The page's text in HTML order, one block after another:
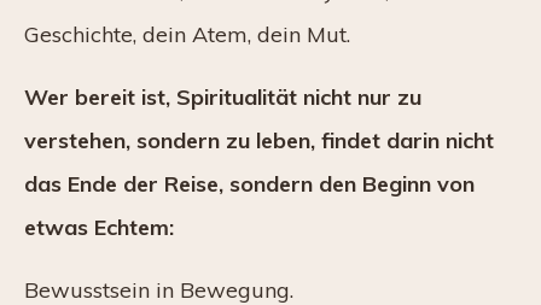
Geschichte, dein Atem, dein Mut.
Wer bereit ist, Spiritualität nicht nur zu
verstehen, sondern zu leben, findet darin nicht
das Ende der Reise, sondern den Beginn von
etwas Echtem:
Bewusstsein in Bewegung.